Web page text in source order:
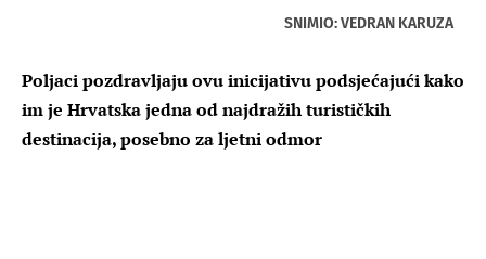
SNIMIO: VEDRAN KARUZA
Poljaci pozdravljaju ovu inicijativu podsjećajući kako
im je Hrvatska jedna od najdražih turističkih
destinacija, posebno za ljetni odmor